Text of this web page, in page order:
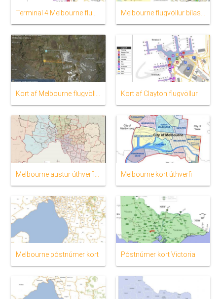
Terminal 4 Melbourne flugvöllur kort Melbourne flugvöllur bílastæði kort
Kort af Clayton flugvöllur
Melbourne kort úthverfi
Melbourne póstnúmer kort Póstnúmer kort Victoria